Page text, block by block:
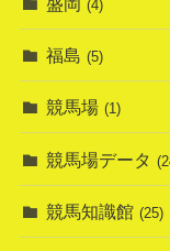
(4)
福島 (5)
競馬場 (1)
競馬場データ
競馬知識館 (25)